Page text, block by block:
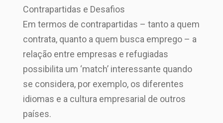
Contrapartidas e Desafios
Em termos de contrapartidas – tanto a quem
contrata, quanto a quem busca emprego – a
relação entre empresas e refugiadas
possibilita um ‘match’ interessante quando
se considera, por exemplo, os diferentes
idiomas e a cultura empresarial de outros
países.